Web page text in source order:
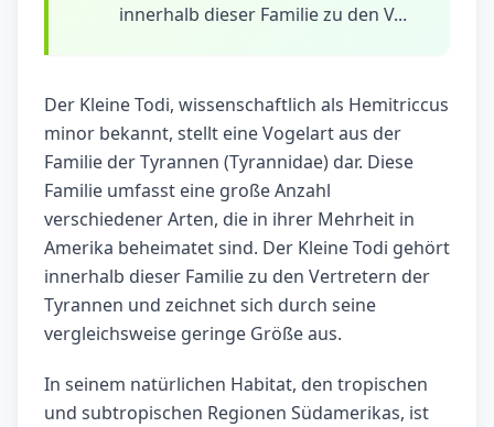
innerhalb dieser Familie zu den V...
Der Kleine Todi, wissenschaftlich als Hemitriccus
minor bekannt, stellt eine Vogelart aus der
Familie der Tyrannen (Tyrannidae) dar. Diese
Familie umfasst eine große Anzahl
verschiedener Arten, die in ihrer Mehrheit in
Amerika beheimatet sind. Der Kleine Todi gehört
innerhalb dieser Familie zu den Vertretern der
Tyrannen und zeichnet sich durch seine
vergleichsweise geringe Größe aus.
In seinem natürlichen Habitat, den tropischen
und subtropischen Regionen Südamerikas, ist